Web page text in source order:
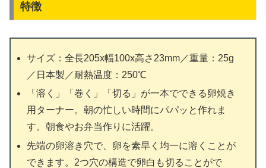
特徴
サイズ：全長205x幅100x高さ23mm／重量：25g
／日本製／耐熱温度：250℃
「溶く」「巻く」「切る」が一本でできる卵焼き
用ターナー。朝の忙しい時間にパパッと作れま
す。朝食やお弁当作りに活躍。
先端の卵溶き穴で、卵を素早く均一に溶くことが
できます。2つ穴の構造で卵白も切ることがで